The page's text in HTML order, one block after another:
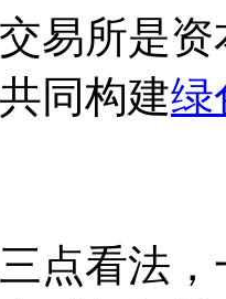
所是资
同构建绿
看法，